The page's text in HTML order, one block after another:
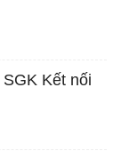
Kết nối